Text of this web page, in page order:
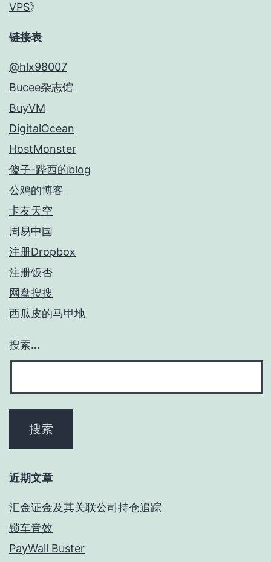
VPS》
链接表
@hlx98007
Bucee杂志馆
BuyVM
DigitalOcean
HostMonster
傻子-跸西的blog
公鸡的博客
卡友天空
周易中国
注册Dropbox
注册饭否
网盘搜搜
西瓜皮的马甲地
搜索…
近期文章
汇金证金及其关联公司持仓追踪
锁车音效
PayWall Buster